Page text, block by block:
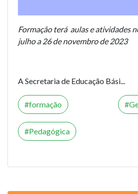
Formação terá aulas e atividades
julho a 26 de novembro de 2023
A Secretaria de Educação Bási...
formação
Pedagógica